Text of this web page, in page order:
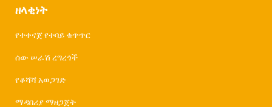
ዘላቂነት
የተቀናጀ የተባይ ቁጥጥር
ሰው ሠራሽ ረግረጎች
የቆሻሻ አወጋገድ
ማዳበሪያ ማዘጋጀት